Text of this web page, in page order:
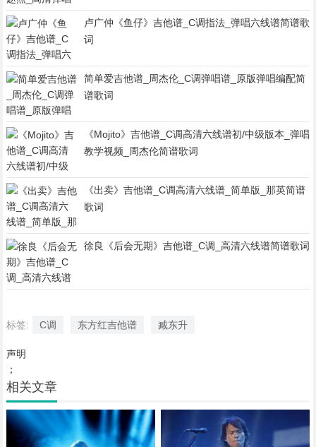
卢广仲《鱼仔》吉他谱_C调指法_弹唱六线谱简谱歌
词
简单爱吉他谱_周杰伦_C调弹唱谱_原版弹唱编配简
谱歌词
《Mojito》吉他谱_C调高清六线谱初/中级版本_弹唱
教学视频_周杰伦简谱歌词
《出卖》吉他谱_C调高清六线谱_简单版_那英简谱
歌词
徐良《后会无期》吉他谱_C调_高清六线谱简谱歌词
标签: C调 东方红吉他谱 臧东升
声明
；
相关文章